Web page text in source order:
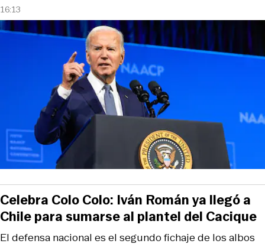
16:13
El defensa nacional es el segundo fichaje de los albos
Celebra Colo Colo: Iván Román ya llegó a
Chile para sumarse al plantel del Cacique